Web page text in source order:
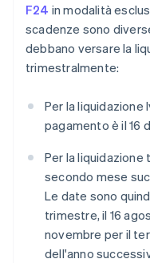
F24 in modalità
scadenze sono
debbano versare la
trimestralmente:
Per la liquidazione
pagamento è il 16
Per la liquidazione
secondo mese
Le date sono
trimestre, il 16
novembre per il
dell'anno